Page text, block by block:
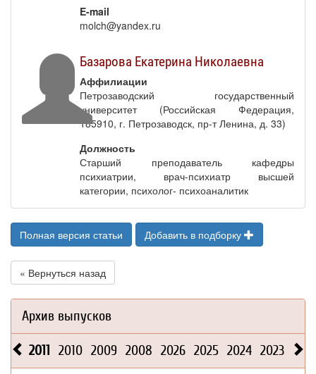
E-mail
molch@yandex.ru
Базарова Екатерина Николаевна
Аффилиации
Петрозаводский государственный
университет (Российская Федерация,
185910, г. Петрозаводск, пр-т Ленина, д. 33)
Должность
Старший преподаватель кафедры
психиатрии, врач-психиатр высшей
категории, психолог- психоаналитик
Полная версия статьи Добавить в подборку
« Вернуться назад
Архив выпусков
2011 2010 2009 2008 2026 2025 2024 2023 2022